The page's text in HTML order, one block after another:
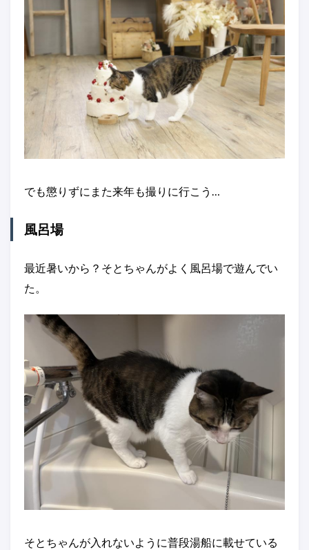
でも懲りずにまた来年も撮りに行こう…
風呂場
最近暑いから？そとちゃんがよく風呂場で遊んでい
た。
そとちゃんが入れないように普段湯船に載せている